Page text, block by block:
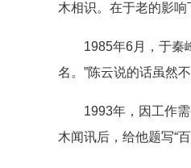
木相识。在于老的影响
1985年6月，于秦峰
名。”陈云说的话虽然
1993年，因工作需
木闻讯后，给他题写“